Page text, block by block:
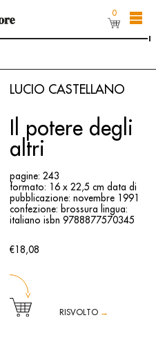
in costruzione,
dei titoli inviando
0
LUCIO CASTELLANO
Il potere degli
altri
pagine: 243
formato: 16 x 22,5 cm data di
pubblicazione: novembre 1991
confezione: brossura lingua:
italiano isbn 9788877570345
€18,08
RISVOLTO →